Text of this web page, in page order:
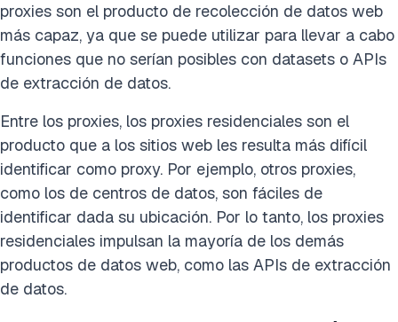
proxies son el producto de recolección de datos web
más capaz, ya que se puede utilizar para llevar a cabo
funciones que no serían posibles con datasets o APIs
de extracción de datos.
Entre los proxies, los proxies residenciales son el
producto que a los sitios web les resulta más difícil
identificar como proxy. Por ejemplo, otros proxies,
como los de centros de datos, son fáciles de
identificar dada su ubicación. Por lo tanto, los proxies
residenciales impulsan la mayoría de los demás
productos de datos web, como las APIs de extracción
de datos.